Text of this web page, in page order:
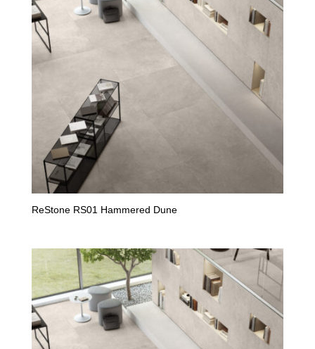
ReStone RS01 Hammered Dune